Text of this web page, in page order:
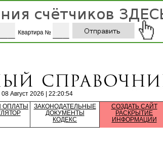
Август 2026 | 22:20:54
ОПЛАТЫ
ЗАКОНОДАТЕЛЬНЫЕ
ДОКУМЕНТЫ
КОДЕКС
СОЗДАТЬ САЙТ
РАСКРЫТИЕ
ИНФОРМАЦИИ